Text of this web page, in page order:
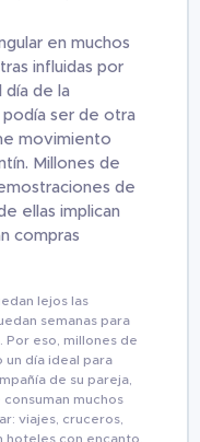
en muchos
influidas por
de la
podía ser de otra
movimiento
. Millones de
de
ellas implican
compras
lejos las
semanas para
Por eso, millones de
un día ideal para
de su pareja,
muchos
viajes, cruceros,
hoteles con encanto,